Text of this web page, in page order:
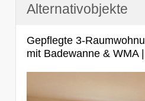
Alternativobjekte
Gepflegte 3-
mit Badewanne & WMA